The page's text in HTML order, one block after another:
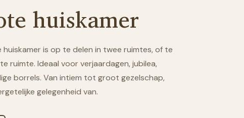
huiskamer
is op te delen in twee ruimtes, of te
ruimte. Ideaal voor verjaardagen, jubilea,
borrels. Van intiem tot groot gezelschap,
gelegenheid van.